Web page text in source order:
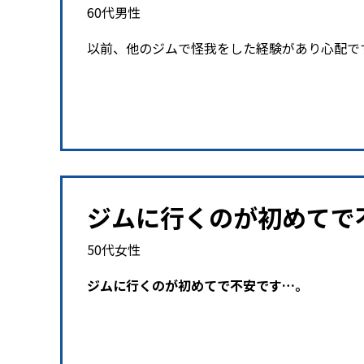
60代男性
以前、他のジムで怪我をした経験があり心配で
ジムに行くのが初めてで
50代女性
ジムに行くのが初めてで不安です…。